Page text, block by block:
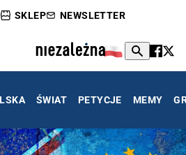
SKLEP NEWSLETTER
ŚWIAT PETYCJE MEMY